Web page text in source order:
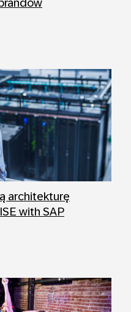
architekturę
with SAP